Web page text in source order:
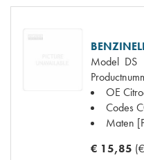
Model DS
OE
Codes
Maten
€ 15,85